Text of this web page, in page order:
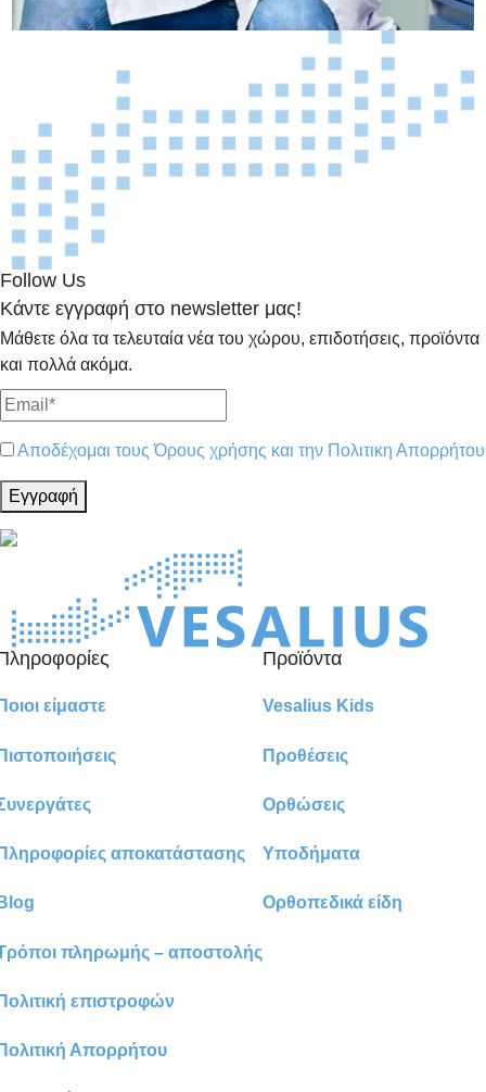
Follow Us
Κάντε εγγραφή στο newsletter μας!
Μάθετε όλα τα τελευταία νέα του χώρου, επιδοτήσεις, προϊόντα
και πολλά ακόμα.
Αποδέχομαι τους Όρους χρήσης και την Πολιτικη Απορρήτου
Εγγραφή
είμαστε
αποκατάστασης
πληρωμής – αποστολής
επιστροφών
Απορρήτου
Προϊόντα
Vesalius Kids
Προθέσεις
Ορθώσεις
Υποδήματα
Ορθοπεδικά είδη